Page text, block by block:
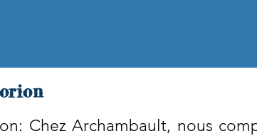
Chez Archambault, nous